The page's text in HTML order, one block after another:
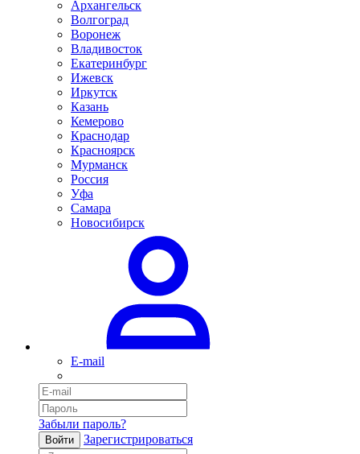
Архангельск
Волгоград
Воронеж
Владивосток
Екатеринбург
Ижевск
Иркутск
Казань
Кемерово
Краснодар
Красноярск
Мурманск
Россия
Уфа
Самара
Новосибирск
E-mail
Забыли пароль?
Войти Зарегистрироваться